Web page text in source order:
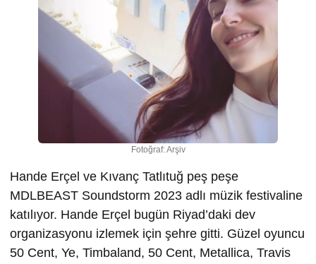
Fotoğraf: Arşiv
Hande Erçel ve Kıvanç Tatlıtuğ peş peşe
MDLBEAST Soundstorm 2023 adlı müzik festivaline
katılıyor. Hande Erçel bugün Riyad’daki dev
organizasyonu izlemek için şehre gitti. Güzel oyuncu
50 Cent, Ye, Timbaland, 50 Cent, Metallica, Travis